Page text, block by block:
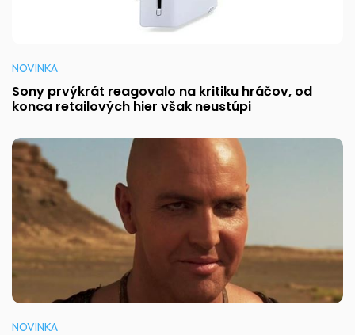
NOVINKA
Sony prvýkrát reagovalo na kritiku hráčov, od
konca retailových hier však neustúpi
NOVINKA